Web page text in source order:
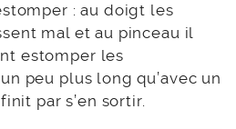
: au doigt les
mal et au pinceau il
estomper les
peu plus long qu’avec un
par s’en sortir.